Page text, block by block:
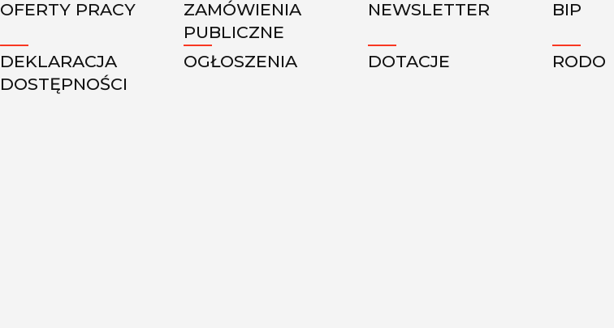
OFERTY PRACY
DEKLARACJA
DOSTĘPNOŚCI
ZAMÓWIENIA
PUBLICZNE
OGŁOSZENIA
NEWSLETTER
DOTACJE
BIP
RODO